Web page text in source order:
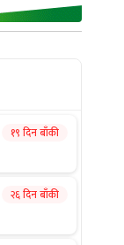
१९ दिन बाँकी
२६ दिन बाँकी